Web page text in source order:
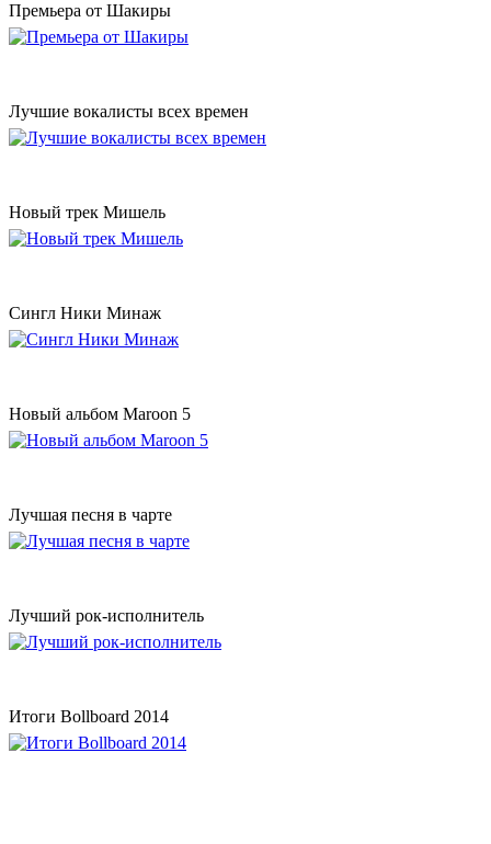
Премьера от Шакиры
Лучшие вокалисты всех времен
Новый трек Мишель
Сингл Ники Минаж
Новый альбом Maroon 5
Лучшая песня в чарте
Лучший рок-исполнитель
Итоги Bollboard 2014